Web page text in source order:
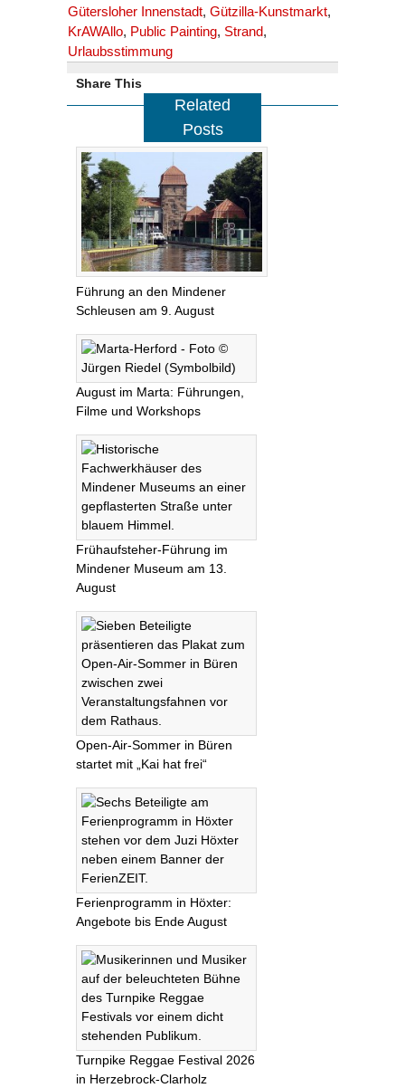
Gütersloher Innenstadt, Gützilla-Kunstmarkt,
KrAWAllo, Public Painting, Strand,
Urlaubsstimmung
Share This
Related
Posts
Führung an den Mindener
Schleusen am 9. August
August im Marta: Führungen,
Filme und Workshops
Frühaufsteher-Führung im
Mindener Museum am 13.
August
Open-Air-Sommer in Büren
startet mit „Kai hat frei“
Ferienprogramm in Höxter:
Angebote bis Ende August
Turnpike Reggae Festival 2026
in Herzebrock-Clarholz